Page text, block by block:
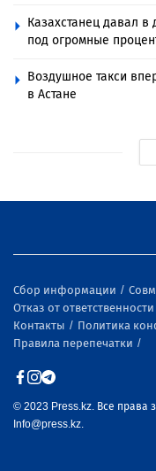
Казахстанец давал
под огромные
Воздушное такси
в Астане
Сбор информации
Отказ от ответственности
Контакты
Политика
Правила перепечатки
© 2023 Press.kz. Все
Info@press.kz.